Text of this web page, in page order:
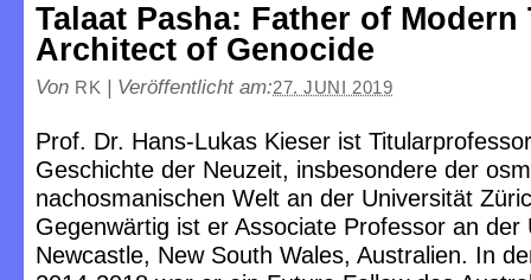
Talaat Pasha: Father of Modern
Architect of Genocide
Von RK | Veröffentlicht am:27. JUNI 2019
Prof. Dr. Hans-Lukas Kieser ist
Geschichte der Neuzeit, insbesondere der
nachosmanischen Welt an der Universität
Gegenwärtig ist er Associate Professor an der
Newcastle, New South Wales, Australien. In